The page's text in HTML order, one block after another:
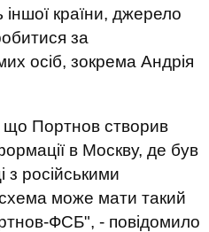
країни, джерело
за
осіб, зокрема Андрія
Портнов створив
в Москву, де був
з російськими
може мати такий
ФСБ", - повідомило